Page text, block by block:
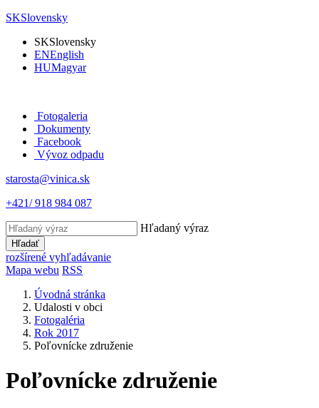
SKSlovensky
SKSlovensky
ENEnglish
HUMagyar
Fotogaleria
Dokumenty
Facebook
Vývoz odpadu
starosta@vinica.sk
+421/ 918 984 087
Hľadaný výraz
Hľadať
rozšírené vyhľadávanie
Mapa webu RSS
Úvodná stránka
Udalosti v obci
Fotogaléria
Rok 2017
Poľovnícke združenie
Poľovnícke združenie